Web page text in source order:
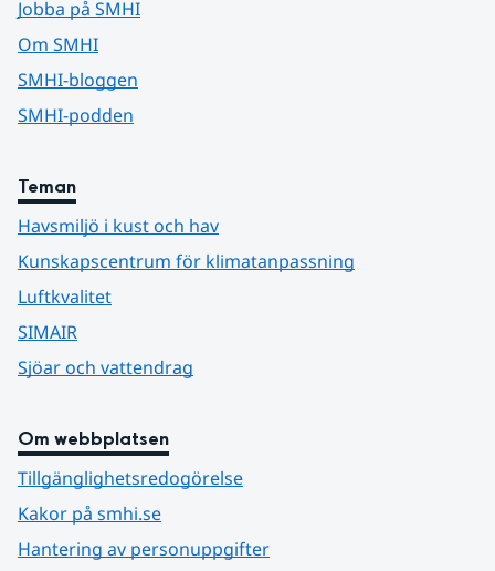
Jobba på SMHI
Om SMHI
SMHI-bloggen
SMHI-podden
Teman
Havsmiljö i kust och hav
Kunskapscentrum för klimatanpassning
Luftkvalitet
SIMAIR
Sjöar och vattendrag
Om webbplatsen
Tillgänglighetsredogörelse
Kakor på smhi.se
Hantering av personuppgifter